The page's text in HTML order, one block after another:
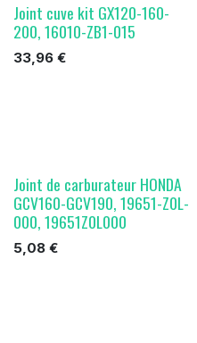
Joint cuve kit GX120-160-
200, 16010-ZB1-015
33,96 €
Joint de carburateur HONDA
GCV160-GCV190, 19651-Z0L-
000, 19651Z0L000
5,08 €